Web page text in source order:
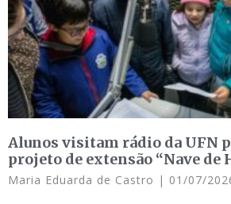
Alunos visitam rádio da UFN
projeto de extensão “Nave de
Maria Eduarda de Castro 01/07/